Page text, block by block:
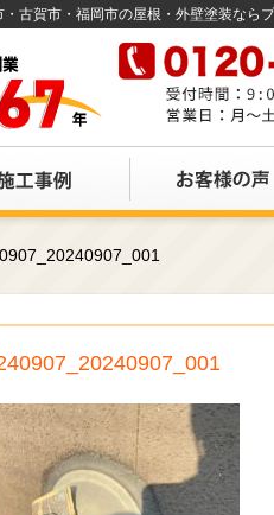
古賀市・福岡市の屋根・外壁塗装なら